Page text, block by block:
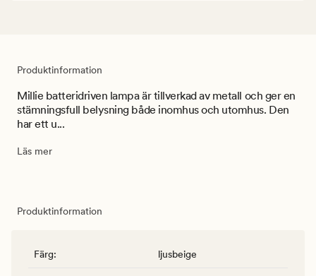
Produktinformation
Millie batteridriven lampa är tillverkad av metall och ger en
stämningsfull belysning både inomhus och utomhus. Den
har ett u...
Läs mer
Produktinformation
Färg: ljusbeige